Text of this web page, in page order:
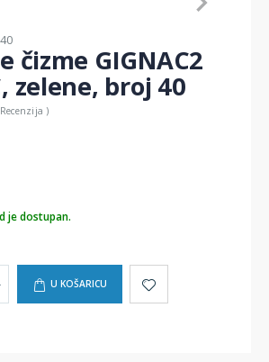
čizme GIGNAC2
zelene, broj 40
)
je dostupan.
U KOŠARICU